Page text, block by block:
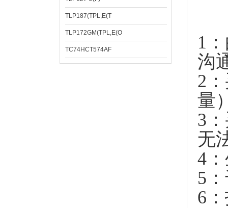
TLP187(TPL,E(T
TLP172GM(TPL,E(O
TC74HCT574AF
1
沟
2
量
3
无
4
5
6